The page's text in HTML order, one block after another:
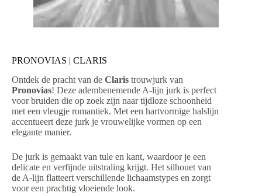
PRONOVIAS | CLARIS
Ontdek de pracht van de Claris trouwjurk van
Pronovias! Deze adembenemende A-lijn jurk is perfect
voor bruiden die op zoek zijn naar tijdloze schoonheid
met een vleugje romantiek. Met een hartvormige halslijn
accentueert deze jurk je vrouwelijke vormen op een
elegante manier.
De jurk is gemaakt van tule en kant, waardoor je een
delicate en verfijnde uitstraling krijgt. Het silhouet van
de A-lijn flatteert verschillende lichaamstypes en zorgt
voor een prachtig vloeiende look.